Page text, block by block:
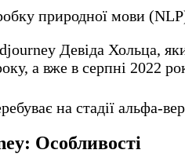
природної мови
Девіда Хольца,
а вже в серпні 2022
на стадії альфа-
Особливості